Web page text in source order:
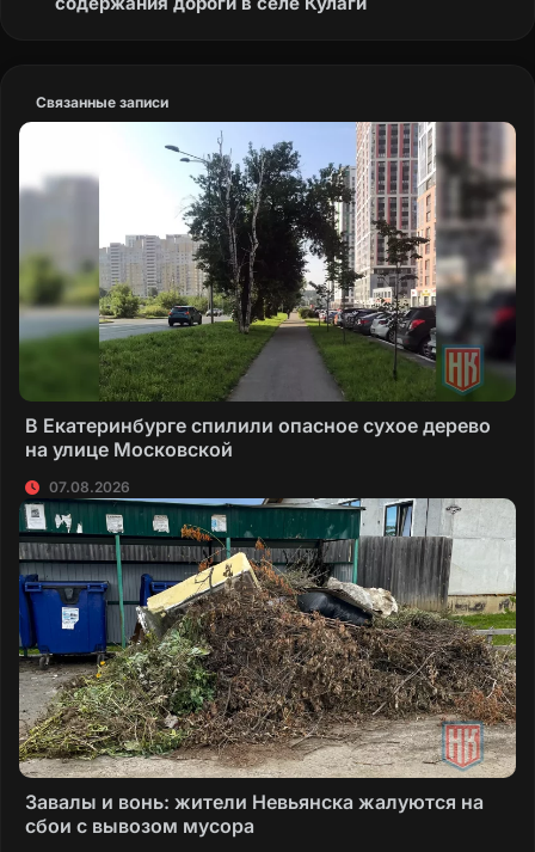
Связанные записи
В Екатеринбурге спилили опасное сухое дерево
на улице Московской
07.08.2026
Завалы и вонь: жители Невьянска жалуются на
сбои с вывозом мусора